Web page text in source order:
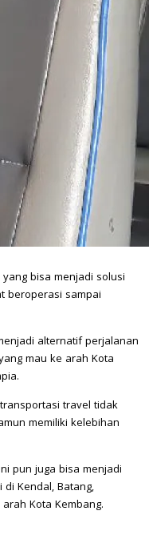
yang bisa menjadi solusi
beroperasi sampai
alternatif perjalanan
mau ke arah Kota
travel tidak
memiliki kelebihan
pun juga bisa menjadi
Kendal, Batang,
Kota Kembang.